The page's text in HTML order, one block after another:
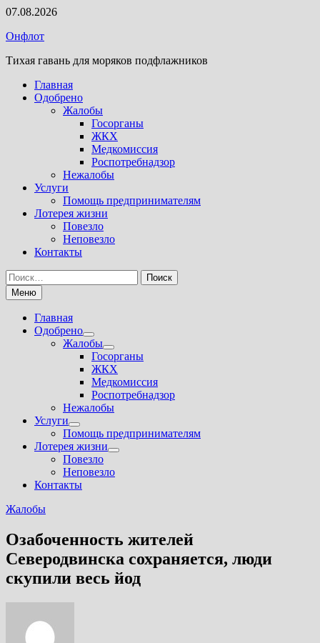
Перейти
содержимому
07.08.2026
Онфлот
Тихая гавань для моряков подфлажников
Главная
Одобрено
Жалобы
Госорганы
ЖКХ
Медкомиссия
Роспотребнадзор
Нежалобы
Услуги
Помощь предпринимателям
Лотерея жизни
Повезло
Неповезло
Контакты
Найти:
Меню
Главная
Одобрено
Показать
подменю
Жалобы
Показать
подменю
Госорганы
ЖКХ
Медкомиссия
Роспотребнадзор
Нежалобы
Услуги
Показать
подменю
Помощь предпринимателям
Лотерея жизни
Показать
Повезло
Неповезло
Контакты
Жалобы
Озабоченность жителей
Северодвинска сохраняется, люди
скупили весь йод